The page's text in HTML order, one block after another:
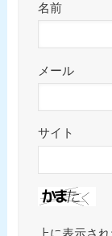
名前
メール
サイト